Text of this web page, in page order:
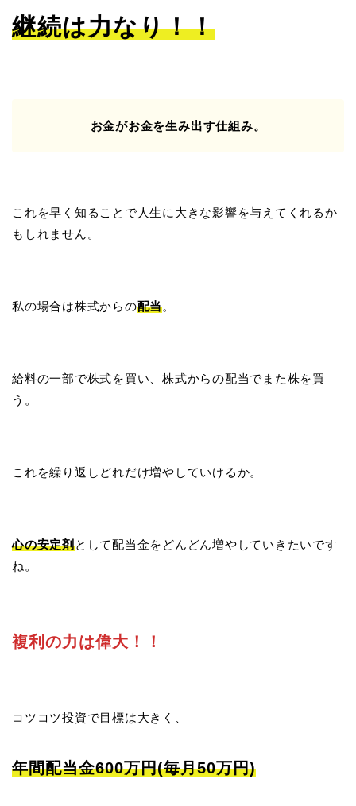
継続は力なり！！
お金がお金を生み出す仕組み。
これを早く知ることで人生に大きな影響を与えてくれるか
もしれません。
私の場合は株式からの配当。
給料の一部で株式を買い、株式からの配当でまた株を買
う。
これを繰り返しどれだけ増やしていけるか。
心の安定剤として配当金をどんどん増やしていきたいです
ね。
複利の力は偉大！！
コツコツ投資で目標は大きく、
年間配当金600万円(毎月50万円)